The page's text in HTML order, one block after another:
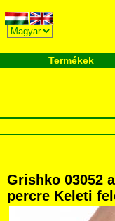
Termékek
Grishko 03052
percre Keleti